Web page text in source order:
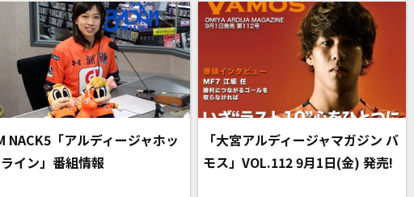
NACK5「アルディージャホッ
ライン」番組情報
「大宮アルディージャマガジン バ
モス」VOL.112 9月1日(金) 発売!